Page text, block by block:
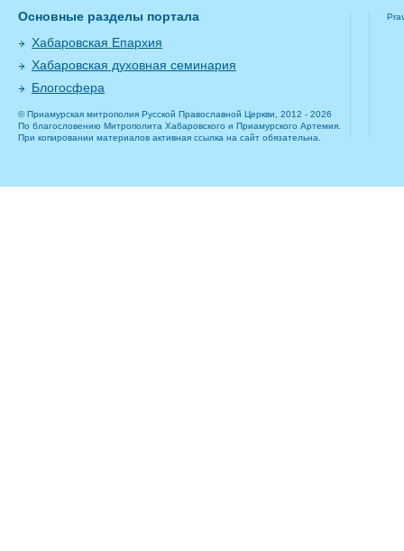
Основные разделы портала
Хабаровская Епархия
Хабаровская духовная семинария
Блогосфера
© Приамурская митрополия Русской Православной Церкви, 2012 - 2026
По благословению Митрополита Хабаровского и Приамурского Артемия.
При копировании материалов активная ссылка на сайт обязательна.